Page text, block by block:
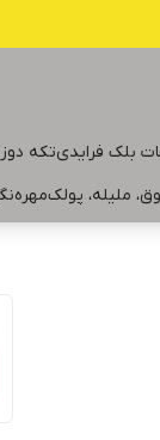
بلک فرایدیتکه
ملیله، پولکمهره